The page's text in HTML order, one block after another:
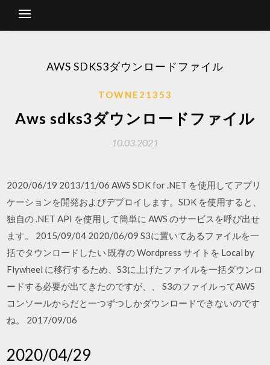
AWS SDKS3ダウンロードファイル
TOWNE21353
Aws sdks3ダウンロードファイル
10.03.2021
2020/06/19 2013/11/06 AWS SDK for .NET を使用してアプリ
ケーションを開発およびデプロイします。SDK を使用すると、
独自の .NET API を使用して簡単に AWS のサービスを呼び出せ
ます。 2015/09/04 2020/06/09 S3に置いてあるファイルを一
括でタウンロードしたい 既存の Wordpress サイトを Local by
Flywheel に移行するため、S3に上げたファイルを一括ダウンロ
ードする必要が出てきたのですが、、 S3のファイルってAWS
コンソールからだと一つずつしかダウンロードできないのです
ね。 2017/09/06
2020/04/29